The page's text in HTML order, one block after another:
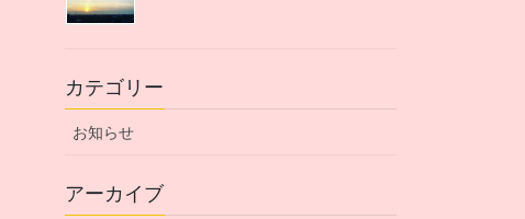
カテゴリー
お知らせ
アーカイブ